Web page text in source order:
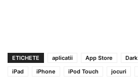
ETICHETE aplicatii App Store
iPad
iPhone iPod Touch jocuri